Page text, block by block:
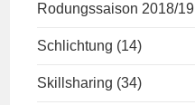
Rodungssaison 2018/19
Schlichtung (14)
Skillsharing (34)